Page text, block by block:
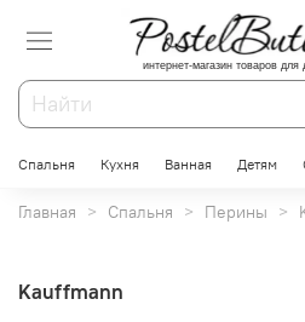
интернет-магазин товаров для
Спальня Кухня Ванная Детям
Главная Спальня Перины
Kauffmann